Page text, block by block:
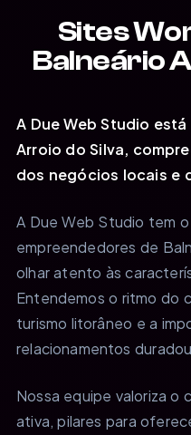
Sites
Balneário
A Due Web Studio
Arroio do Silva,
dos negócios locais e
A Due Web Studio tem
empreendedores de
olhar atento às
Entendemos o ritmo do
turismo litorâneo e a
relacionamentos
Nossa equipe valoriza o
ativa, pilares para